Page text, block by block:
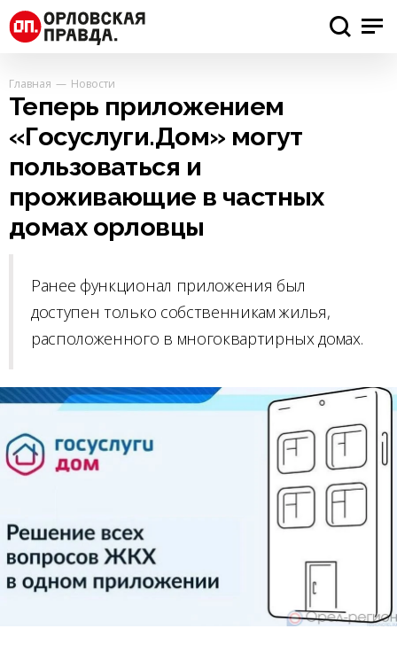
Главная Новости
Теперь приложением
«Госуслуги.Дом» могут
пользоваться и
проживающие в частных
домах орловцы
Ранее функционал приложения был
доступен только собственникам жилья,
расположенного в многоквартирных домах.